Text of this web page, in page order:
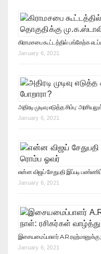
கிராமசபை கூட்டத்தில் பங்கேற்க
January 6, 2021
அதிரடி முடிவு எடுத்த சிம்பு:
January 6, 2021
என்ன விஜய் சேதுபதி இப்படி
January 6, 2021
இசையமைப்பாளர் A.R.ரஹ்மானுக்கு
January 6, 2021